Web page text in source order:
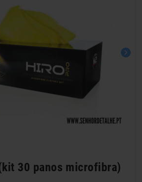
chevron_right
30 panos microfibra)